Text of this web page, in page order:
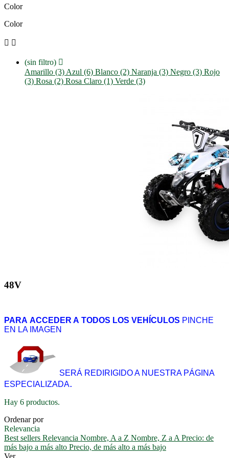
Color
Color
 
(sin filtro) 
Amarillo (3) Azul (6) Blanco (2) Naranja (3) Negro (3) Rojo
(3) Rosa (2) Rosa Claro (1) Verde (3)
48V
PARA ACCEDER A TODOS LOS VEHÍCULOS PINCHE
EN LA IMAGEN
SERÁ REDIRIGIDO A NUESTRA PÁGINA
ESPECIALIZADA.
Hay 6 productos.
Ordenar por
Relevancia
Best sellers Relevancia Nombre, A a Z Nombre, Z a A Precio: de
más bajo a más alto Precio, de más alto a más bajo